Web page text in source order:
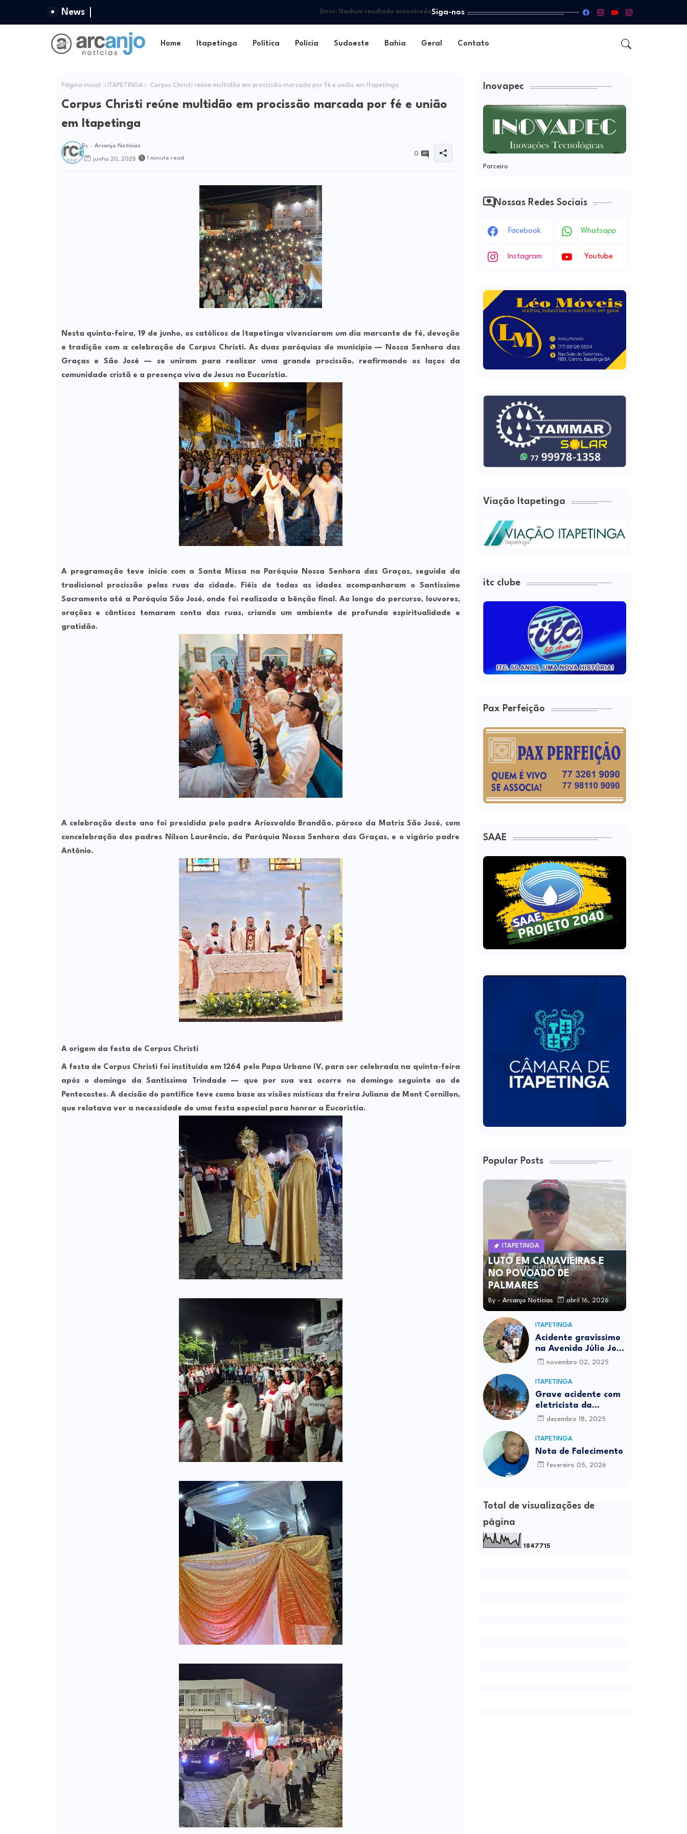
News Error:Nenhum resultado encontradoSiga-nos
Home Itapetinga Política Polícia Sudoeste Bahia Geral Contato
Página inicial ITAPETINGA Corpus Christi reúne multidão em procissão marcada por fé e união em Itapetinga
Corpus Christi reúne multidão em procissão marcada por fé e união
em Itapetinga
By - Arcanjo Notícias
junho 20, 2025 1 minute read
0
Nesta quinta-feira, 19 de junho, os católicos de Itapetinga vivenciaram um dia marcante de fé, devoção
e tradição com a celebração de Corpus Christi. As duas paróquias do município — Nossa Senhora das
Graças e São José — se uniram para realizar uma grande procissão, reafirmando os laços da
comunidade cristã e a presença viva de Jesus na Eucaristia.
A programação teve início com a Santa Missa na Paróquia Nossa Senhora das Graças, seguida da
tradicional procissão pelas ruas da cidade. Fiéis de todas as idades acompanharam o Santíssimo
Sacramento até a Paróquia São José, onde foi realizada a bênção final. Ao longo do percurso, louvores,
orações e cânticos tomaram conta das ruas, criando um ambiente de profunda espiritualidade e
gratidão.
A celebração deste ano foi presidida pelo padre Ariosvaldo Brandão, pároco da Matriz São José, com
concelebração dos padres Nilson Laurêncio, da Paróquia Nossa Senhora das Graças, e o vigário padre
Antônio.
A origem da festa de Corpus Christi
A festa de Corpus Christi foi instituída em 1264 pelo Papa Urbano IV, para ser celebrada na quinta-feira
após o domingo da Santíssima Trindade — que por sua vez ocorre no domingo seguinte ao de
Pentecostes. A decisão do pontífice teve como base as visões místicas da freira Juliana de Mont Cornillon,
que relatava ver a necessidade de uma festa especial para honrar a Eucaristia.
Inovapec
Parceiro
Nossas Redes Sociais
Facebook Whatsapp
Instagram Youtube
Viação Itapetinga
itc clube
Pax Perfeição
SAAE
Popular Posts
ITAPETINGA
LUTO EM CANAVIEIRAS E
NO POVOADO DE
PALMARES
By - Arcanjo Notícias abril 16, 2026
ITAPETINGA
Acidente gravíssimo
na Avenida Júlio José
Rodrigues deixa um
novembro 02, 2025
ITAPETINGA
Grave acidente com
eletricista da
Prefeitura é
Itapetinga
dezembro 18, 2025
ITAPETINGA
Nota de Falecimento
fevereiro 05, 2026
Total de visualizações de
página
1 84771 5